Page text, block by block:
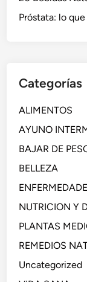
Próstata: lo
Categorías
ALIMENTOS
AYUNO
BAJAR DE
BELLEZA
NUTRICION Y
PLANTAS
REMEDIOS
Uncategorized